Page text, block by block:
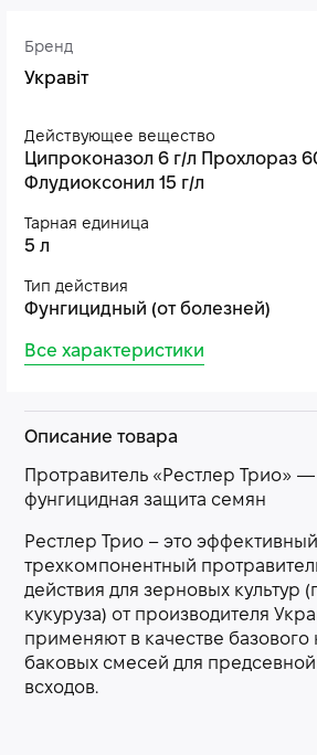
Бренд
Укравіт
Действующее вещество
Ципроконазол 6 г/л Прохлораз
Флудиоксонил 15 г/л
Тарная единица
5 л
Тип действия
Фунгицидный (от болезней)
Все характеристики
Описание товара
Протравитель «Рестлер Трио»
фунгицидная защита семян
Рестлер Трио – это эффективный
трехкомпонентный
действия для зерновых культур
кукуруза) от производителя
применяют в качестве базового
баковых смесей для
всходов.